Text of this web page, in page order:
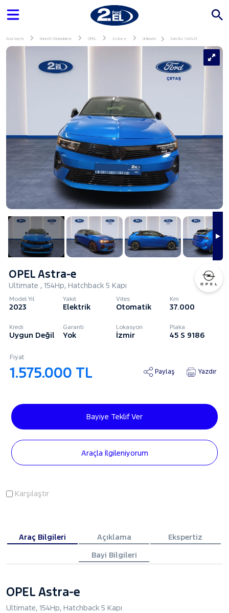
Ana Sayfa İkinci El Otomobiller OPEL Astra-e Ultimate İlan No: 140433
OPEL Astra-e
Ultimate , 154Hp, Hatchback 5 Kapı
Model Yıl
2023
Yakıt
Elektrik
Vites
Otomatik
Km
37.000
Kredi
Uygun Değil
Garanti
Yok
Lokasyon
İzmir
Plaka
45 S 9186
Fiyat
1.575.000 TL Paylaş Yazdır
Bayiye Teklif Ver
Araçla İlgileniyorum
Karşılaştır
Araç Bilgileri Açıklama
Ekspertiz
Bayi Bilgileri
OPEL Astra-e
Ultimate, 154Hp, Hatchback 5 Kapı